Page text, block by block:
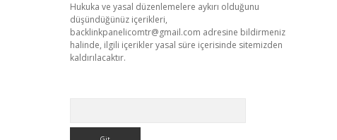
Hukuka ve yasal düzenlemelere aykırı olduğunu
düşündüğünüz içerikleri,
backlinkpanelicomtr@gmail.com adresine bildirmeniz
halinde, ilgili içerikler yasal süre içerisinde sitemizden
kaldırılacaktır.